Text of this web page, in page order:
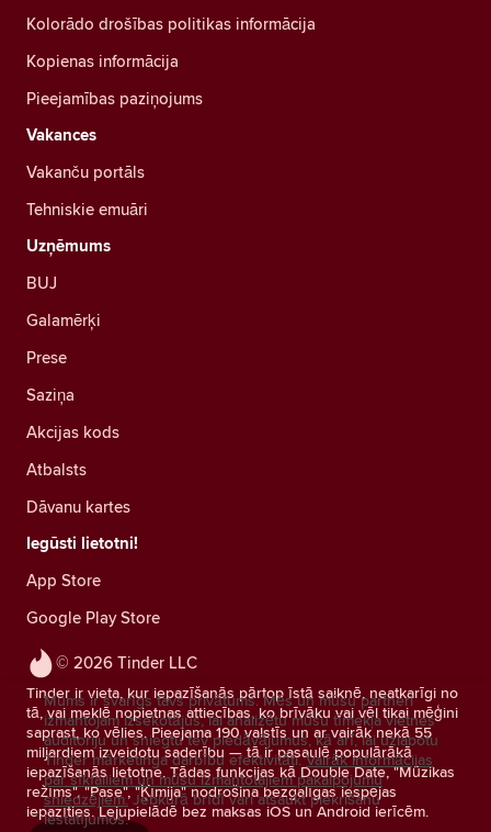
© 2026 Tinder LLC
Tinder ir vieta, kur iepazīšanās pārtop īstā saiknē, neatkarīgi no
tā, vai meklē nopietnas attiecības, ko brīvāku vai vēl tikai mēģini
saprast, ko vēlies. Pieejama 190 valstīs un ar vairāk nekā 55
miljardiem izveidotu saderību — tā ir pasaulē populārākā
iepazīšanās lietotne. Tādas funkcijas kā Double Date, "Mūzikas
režīms", "Pase", "Ķīmija" nodrošina bezgalīgas iespējas
iepazīties. Lejupielādē bez maksas iOS un Android ierīcēm.
Kolorādo drošības politikas informācija
Kopienas informācija
Pieejamības paziņojums
Vakances
Vakanču portāls
Tehniskie emuāri
Uzņēmums
BUJ
Galamērķi
Prese
Saziņa
Akcijas kods
Atbalsts
Dāvanu kartes
Iegūsti lietotni!
App Store
Google Play Store
Mums ir svarīgs tavs privātums. Mēs un mūsu partneri
izmantojam izsekotājus, lai analizētu mūsu tīmekļa vietnes
auditoriju un sniegtu tev piedāvājumus, kā arī, lai uzlabotu
Tinder mārketinga darbību efektivitāti. Vairāk informācijas
par sīkfailiem un mūsu izmantotajiem pakalpojumu
sniedzējiem. Jebkurā brīdī vari atsaukt piekrišanu
iestatījumos.